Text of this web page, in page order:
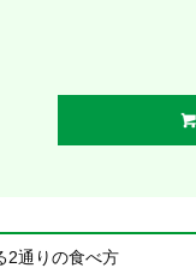
2通りの食べ方